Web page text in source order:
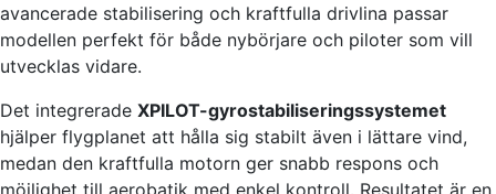
avancerade stabilisering och kraftfulla drivlina passar
modellen perfekt för både nybörjare och piloter som vill
utvecklas vidare.
Det integrerade XPILOT-gyrostabiliseringssystemet
hjälper flygplanet att hålla sig stabilt även i lättare vind,
medan den kraftfulla motorn ger snabb respons och
möjlighet till aerobatik med enkel kontroll. Resultatet är en